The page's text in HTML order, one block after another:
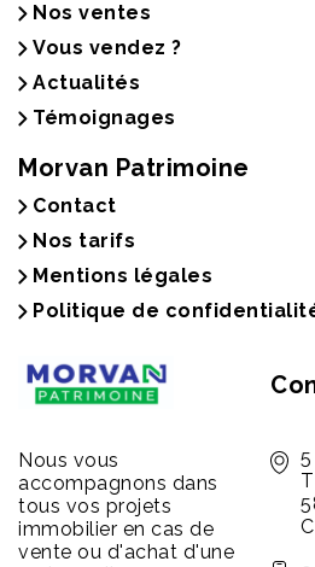
Nos ventes
Vous vendez ?
Actualités
Témoignages
Morvan Patrimoine
Contact
Nos tarifs
Mentions légales
Politique de
Nous vous
accompagnons dans
tous vos projets
immobilier en cas de
vente ou d'achat d'une